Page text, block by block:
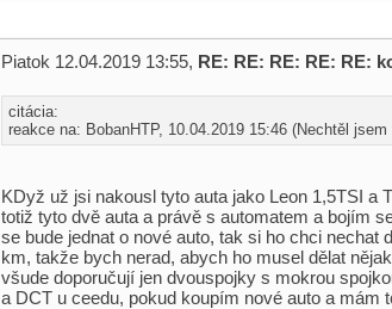
Piatok 12.04.2019 13:55, RE: RE: RE: RE: RE:
citácia:
reakce na: BobanHTP, 10.04.2019 15:46 (Nechtěl
KDyž už jsi nakousl tyto auta jako Leon 1,5TSI a
totiž tyto dvě auta a právě s automatem a bojím
se bude jednat o nové auto, tak si ho chci nechat
km, takže bych nerad, abych ho musel dělat
všude doporučují jen dvouspojky s mokrou
a DCT u ceedu, pokud koupím nové auto a mám